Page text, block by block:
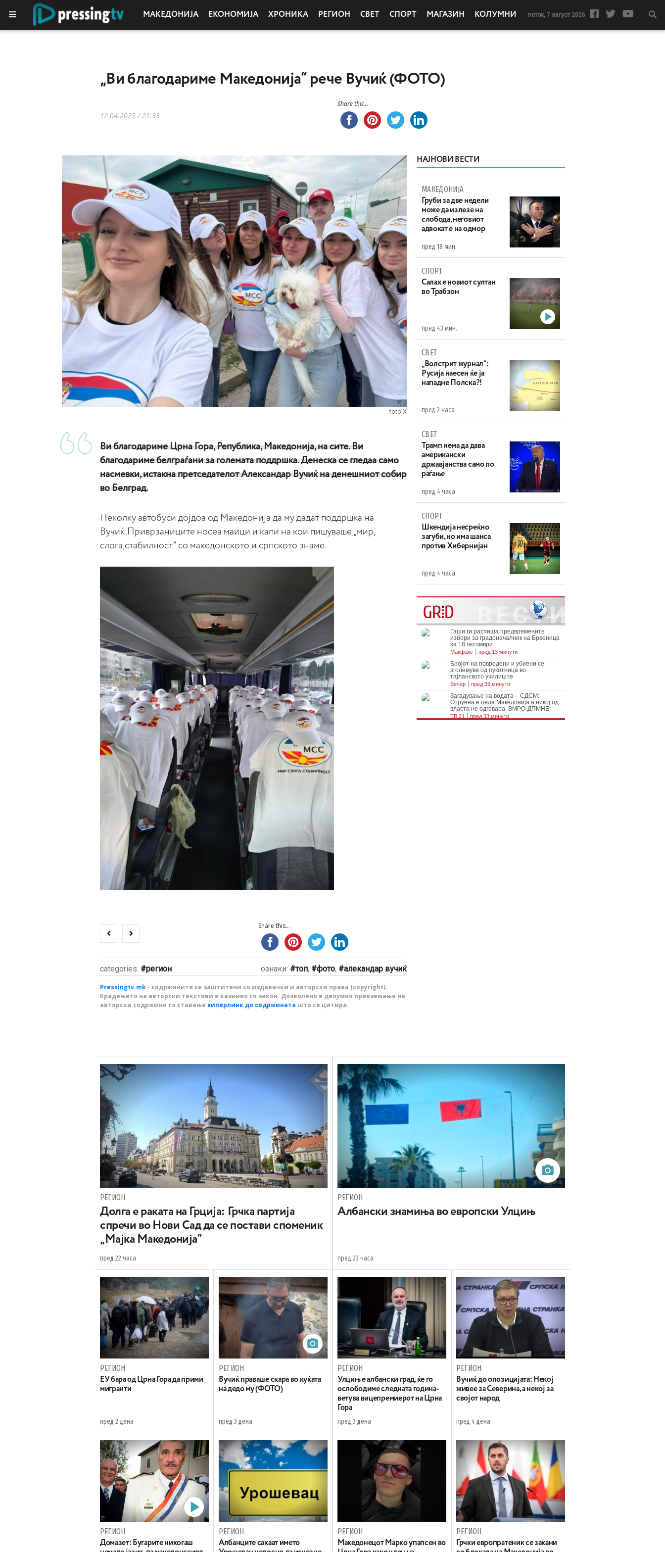
МАКЕДОНИЈА ЕКОНОМИЈА ХРОНИКА РЕГИОН СВЕТ СПОРТ МАГАЗИН КОЛУМНИ петок, 7 август 2026
„Ви благодариме Македонија“ рече Вучиќ (ФОТО)
12.04.2025 / 21:33
Share this...
foto X
Ви благодариме Црна Гора, Република, Македонија, на сите. Ви
благодариме белграѓани за големата поддршка. Денеска се гледаа само
насмевки, истакна претседателот Александар Вучиќ на денешниот собир
во Белград.
Неколку автобуси дојдоа од Македонија да му дадат поддршка на
Вучиќ.Приврзаниците носеа маици и капи на кои пишуваше „мир,
слога,стабилност“ со македонското и српското знаме.
Share this...
categories: регион ознаки: топ, фото, алекандар вучиќ
Pressingtv.mk - содржините се заштитени со издавачки и авторски права (copyright).
Крадењето на авторски текстови е казниво со закон. Дозволено е делумно превземање на
авторски содржини со ставање хиперлинк до содржината што се цитира.
НАЈНОВИ ВЕСТИ
МАКЕДОНИЈА
Груби за две недели
може да излезе на
слобода, неговиот
адвокат е на одмор
пред 18 мин.
СПОРТ
Салах е новиот султан
во Трабзон
пред 43 мин.
СВЕТ
„Волстрит журнал“:
Русија наесен ќе ја
нападне Полска?!
пред 2 часа
СВЕТ
Трамп нема да дава
американски
државјанства само по
раѓање
пред 4 часа
СПОРТ
Шкендија несреќно
загуби, но има шанса
против Хибернијан
пред 4 часа
РЕГИОН
Долга е раката на Грција: Грчка партија
спречи во Нови Сад да се постави споменик
„Мајка Македонија“
пред 22 часа
РЕГИОН
Aлбански знамиња во европски Улцињ
пред 23 часа
РЕГИОН
EУ бара од Црна Гора да прими
мигранти
пред 2 дена
РЕГИОН
Вучиќ праваше скара во куќата
на дедо му (ФОТО)
пред 3 дена
РЕГИОН
Улцињ е албански град, ќе го
ослободиме следната година-
ветува вицепремиерот на Црна
Гора
пред 3 дена
РЕГИОН
Вучиќ до опозицијата: Некој
живее за Северина, а некој за
својот народ
пред 4 дена
РЕГИОН
Домазет: Бугарите никогаш
РЕГИОН
Aлбанците сакаат името
РЕГИОН
Maкедонецот Марко упапсен во
РЕГИОН
Грчки европратеник се закани